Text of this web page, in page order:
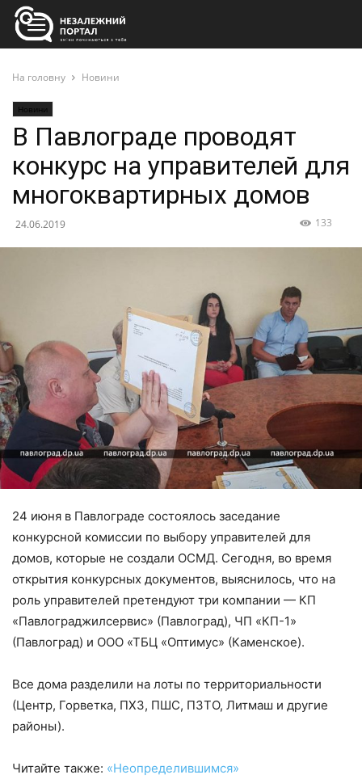
На головну Новини
Новини
В Павлограде проводят
конкурс на управителей для
многоквартирных домов
24.06.2019 133
24 июня в Павлограде состоялось заседание
конкурсной комиссии по выбору управителей для
домов, которые не создали ОСМД. Сегодня, во время
открытия конкурсных документов, выяснилось, что на
роль управителей претендуют три компании — КП
«Павлограджилсервис» (Павлоград), ЧП «КП-1»
(Павлоград) и ООО «ТБЦ «Оптимус» (Каменское).
Все дома разделили на лоты по территориальности
(Центр, Горветка, ПХЗ, ПШС, ПЗТО, Литмаш и другие
районы).
Читайте также: «Неопределившимся»